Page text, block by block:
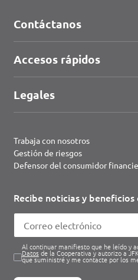
Contáctanos
Accesos rápidos
Legales
Trabaja con nosotros
Gestión de riesgos
Defensor del consumidor
Recibe noticias y beneficios
Al continuar manifiesto que he leído y
Datosde la Cooperativa y autorizo a
que suministré y me contacte por los